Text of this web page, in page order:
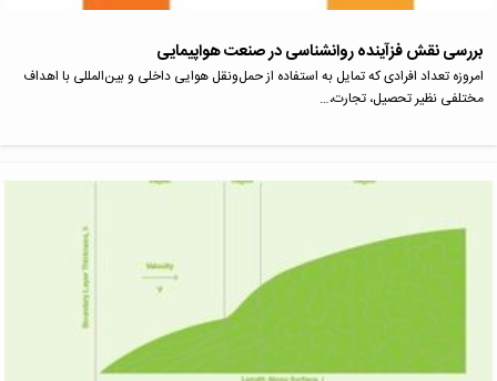
بررسی نقش فزآینده روانشناسی در صنعت هواپیمایی
امروزه تعداد افرادی که تمایل به استفاده از حمل‌ونقل هوایی داخلی و بین‌المللی با اهداف
مختلفی نظیر تحصیل، تجارت،…